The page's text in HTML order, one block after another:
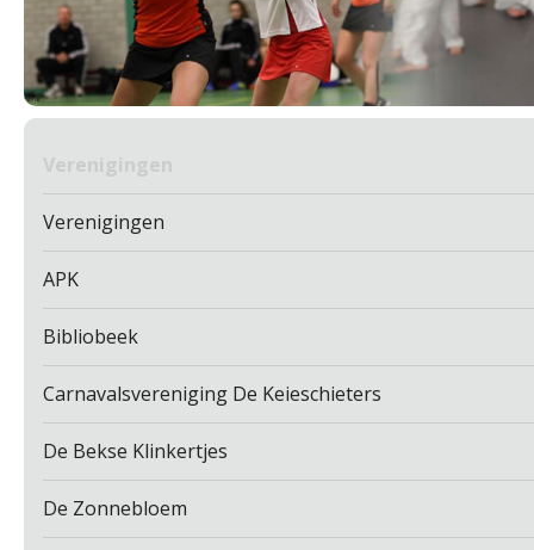
Verenigingen
Verenigingen
APK
Bibliobeek
Carnavalsvereniging De Keieschieters
De Bekse Klinkertjes
De Zonnebloem